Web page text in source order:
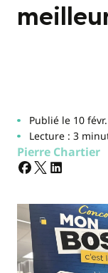
Publié le 10
Lecture : 3
Pierre Chartier